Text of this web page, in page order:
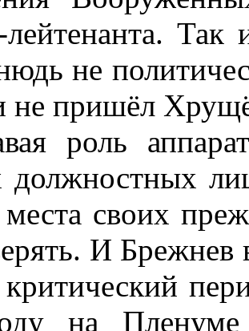
лейтенанта.
не
не пришёл
роль
своих
И Брежнев
на